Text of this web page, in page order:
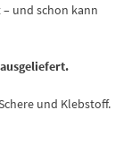
– und schon kann
und Klebstoff.